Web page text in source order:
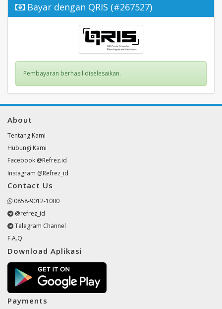
Bayar dengan QRIS (#267527)
Pembayaran berhasil diselesaikan.
About
Tentang Kami
Hubungi Kami
Facebook @Refrez.id
Instagram @Refrez_id
Contact Us
0858-9012-1000
@refrez_id
Telegram Channel
F.A.Q
Download Aplikasi
Payments